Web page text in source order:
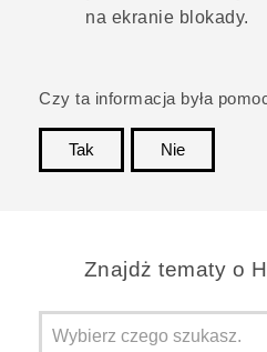
na ekranie blokady.
Czy ta informacja była
Tak
Nie
Znajdż tematy o